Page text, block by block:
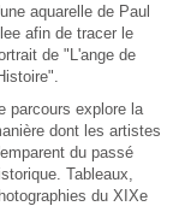
aquarelle de Paul
afin de tracer le
de "L'ange de
parcours explore la
dont les artistes
du passé
Tableaux,
du XIXe